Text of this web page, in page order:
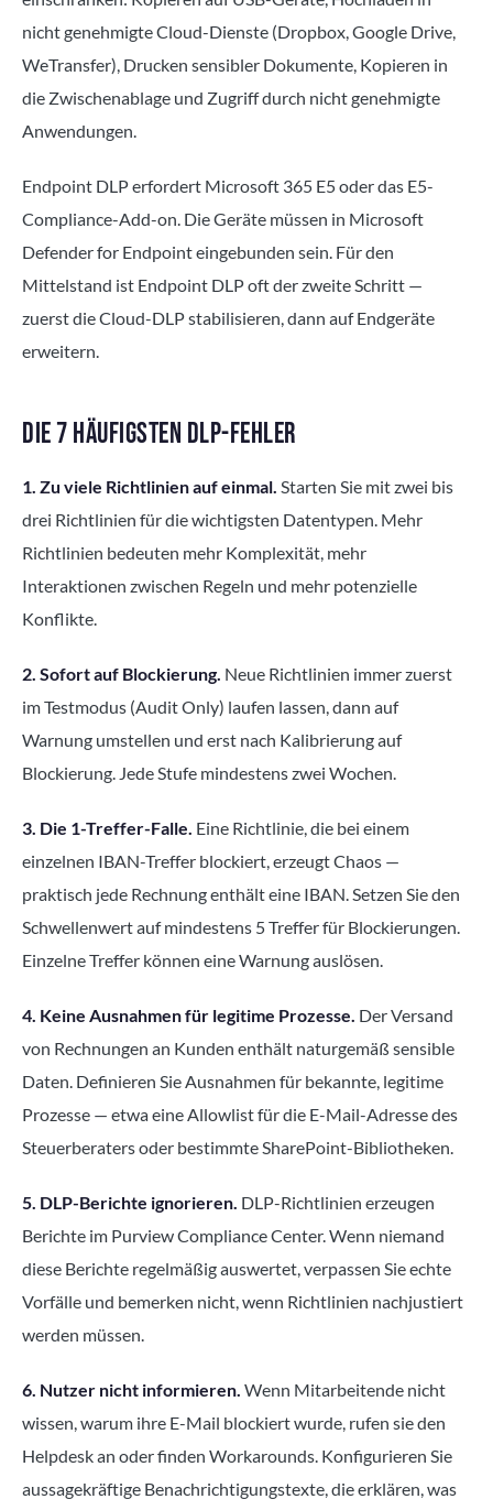
nicht genehmigte Cloud-Dienste (Dropbox, Google Drive,
WeTransfer), Drucken sensibler Dokumente, Kopieren in
die Zwischenablage und Zugriff durch nicht genehmigte
Anwendungen.
Endpoint DLP erfordert Microsoft 365 E5 oder das E5-
Compliance-Add-on. Die Geräte müssen in Microsoft
Defender for Endpoint eingebunden sein. Für den
Mittelstand ist Endpoint DLP oft der zweite Schritt —
zuerst die Cloud-DLP stabilisieren, dann auf Endgeräte
erweitern.
DIE 7 HÄUFIGSTEN DLP-FEHLER
1. Zu viele Richtlinien auf einmal. Starten Sie mit zwei bis
drei Richtlinien für die wichtigsten Datentypen. Mehr
Richtlinien bedeuten mehr Komplexität, mehr
Interaktionen zwischen Regeln und mehr potenzielle
Konflikte.
2. Sofort auf Blockierung. Neue Richtlinien immer zuerst
im Testmodus (Audit Only) laufen lassen, dann auf
Warnung umstellen und erst nach Kalibrierung auf
Blockierung. Jede Stufe mindestens zwei Wochen.
3. Die 1-Treffer-Falle. Eine Richtlinie, die bei einem
einzelnen IBAN-Treffer blockiert, erzeugt Chaos —
praktisch jede Rechnung enthält eine IBAN. Setzen Sie den
Schwellenwert auf mindestens 5 Treffer für Blockierungen.
Einzelne Treffer können eine Warnung auslösen.
4. Keine Ausnahmen für legitime Prozesse. Der Versand
von Rechnungen an Kunden enthält naturgemäß sensible
Daten. Definieren Sie Ausnahmen für bekannte, legitime
Prozesse — etwa eine Allowlist für die E-Mail-Adresse des
Steuerberaters oder bestimmte SharePoint-Bibliotheken.
5. DLP-Berichte ignorieren. DLP-Richtlinien erzeugen
Berichte im Purview Compliance Center. Wenn niemand
diese Berichte regelmäßig auswertet, verpassen Sie echte
Vorfälle und bemerken nicht, wenn Richtlinien nachjustiert
werden müssen.
6. Nutzer nicht informieren. Wenn Mitarbeitende nicht
wissen, warum ihre E-Mail blockiert wurde, rufen sie den
Helpdesk an oder finden Workarounds. Konfigurieren Sie
aussagekräftige Benachrichtigungstexte, die erklären, was